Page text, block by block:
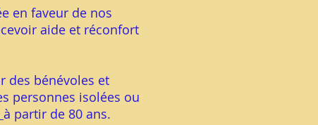
en faveur de nos
aide et réconfort
des bénévoles et
personnes isolées ou
à partir de 80 ans.